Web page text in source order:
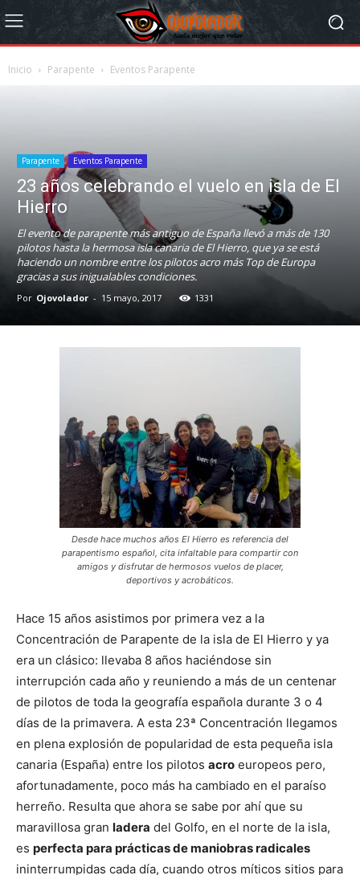
Inicio Parapente Eventos Parapente
Parapente Eventos Parapente
23 años celebrando el vuelo en isla de El
Hierro
El evento de parapente más antiguo de España llevó a más de 130
pilotos hasta la hermosa isla canaria de El Hierro, que ya se está
haciendo un nombre entre los pilotos acro más Top de Europa
gracias a sus inigualables condiciones.
Por Ojovolador - 15 mayo, 2017 1331
Desde hace muchos años El Hierro es referencia del
parapentismo español, cita infaltable para compartir con
amigos y disfrutar de hermosos vuelos de placer,
deportivos y acrobáticos.
Hace 15 años asistimos por primera vez a la
Concentración de Parapente de la isla de El Hierro y ya
era un clásico: llevaba 8 años haciéndose sin
interrupción cada año y reuniendo a más de un centenar
de pilotos de toda la geografía española durante 3 o 4
días de la primavera. A esta 23ª Concentración llegamos
en plena explosión de popularidad de esta pequeña isla
canaria (España) entre los pilotos acro europeos pero,
afortunadamente, poco más ha cambiado en el paraíso
herreño. Resulta que ahora se sabe por ahí que su
maravillosa gran ladera del Golfo, en el norte de la isla,
es perfecta para prácticas de maniobras radicales
ininterrumpidas cada día, cuando otros míticos sitios para